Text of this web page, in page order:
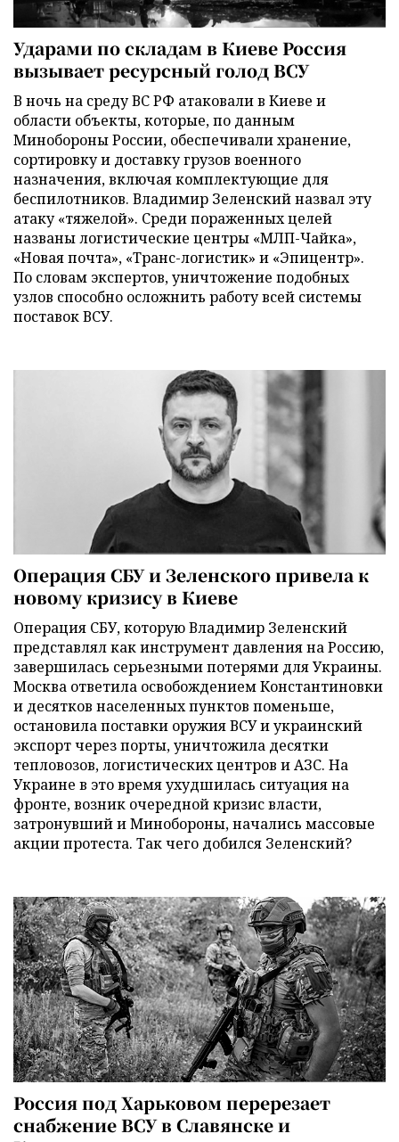
Ударами по складам в Киеве Россия
вызывает ресурсный голод ВСУ
В ночь на среду ВС РФ атаковали в Киеве и
области объекты, которые, по данным
Минобороны России, обеспечивали хранение,
сортировку и доставку грузов военного
назначения, включая комплектующие для
беспилотников. Владимир Зеленский назвал эту
атаку «тяжелой». Среди пораженных целей
названы логистические центры «МЛП-Чайка»,
«Новая почта», «Транс-логистик» и «Эпицентр».
По словам экспертов, уничтожение подобных
узлов способно осложнить работу всей системы
поставок ВСУ.
Операция СБУ и Зеленского привела к
новому кризису в Киеве
Операция СБУ, которую Владимир Зеленский
представлял как инструмент давления на Россию,
завершилась серьезными потерями для Украины.
Москва ответила освобождением Константиновки
и десятков населенных пунктов поменьше,
остановила поставки оружия ВСУ и украинский
экспорт через порты, уничтожила десятки
тепловозов, логистических центров и АЗС. На
Украине в это время ухудшилась ситуация на
фронте, возник очередной кризис власти,
затронувший и Минобороны, начались массовые
акции протеста. Так чего добился Зеленский?
Россия под Харьковом перерезает
снабжение ВСУ в Славянске и